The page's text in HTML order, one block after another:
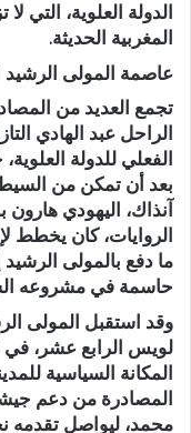
الدولة العلوية، التي
المغربية الحديثة.
عاصمة المولى الرشيد
تجمع العديد من
الراحل عبد الهادي
الفعلي للدولة
بعد أن تمكن من
آنذاك، اليهودي
الروايات، كان يخطط
ما دفع بالمولى
حاسمة في مشروعه
وقد استقبل المولى
لويس الرابع عشر، في
المكانة السياسية
المصادرة من دعم
محمد، ليواصل تقدمه